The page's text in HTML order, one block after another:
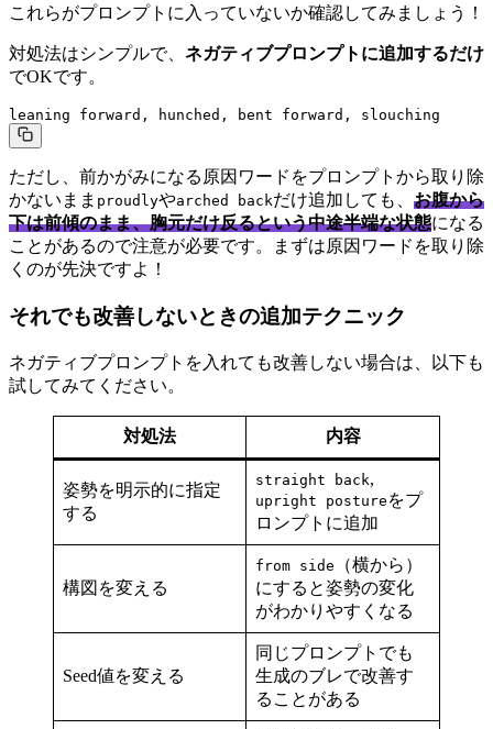
これらがプロンプトに入っていないか確認してみましょう！
対処法はシンプルで、 ネガティブプロンプトに追加するだけ
でOKです。
leaning forward, hunched, bent forward, slouching
ただし、前かがみになる原因ワードをプロンプトから取り除
かないまま proudlyやarched backだけ追加しても、 お腹から
下は前傾のまま、胸元だけ反るという中途半端な状態になる
ことがあるので注意が必要です。まずは原因ワードを取り除
くのが先決ですよ！
それでも改善しないときの追加テクニック
ネガティブプロンプトを入れても改善しない場合は、以下も
試してみてください。
対処法 内容
姿勢を明示的に指定
する
straight back,
upright posture をプ
ロンプトに追加
構図を変える
from side
（横から）
にすると姿勢の変化
がわかりやすくなる
Seed値を変える
同じプロンプトでも
生成のブレで改善す
ることがある